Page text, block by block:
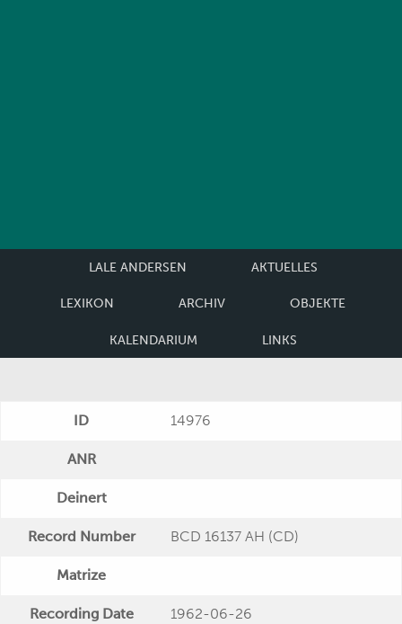
LALE ANDERSEN AKTUELLES
LEXIKON ARCHIV OBJEKTE
KALENDARIUM LINKS
ID 14976
ANR
Deinert
Record Number BCD 16137 AH (CD)
Matrize
Recording Date 1962-06-26